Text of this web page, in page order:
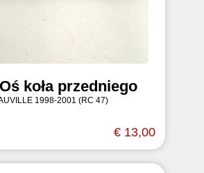
koła przedniego
1998-2001 (RC 47)
€ 13,00